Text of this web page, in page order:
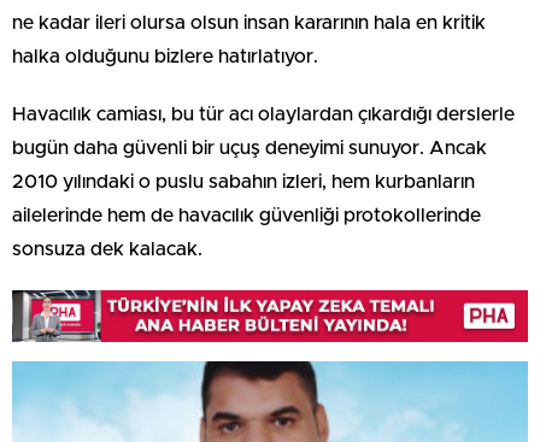
ne kadar ileri olursa olsun insan kararının hala en kritik
halka olduğunu bizlere hatırlatıyor.
Havacılık camiası, bu tür acı olaylardan çıkardığı derslerle
bugün daha güvenli bir uçuş deneyimi sunuyor. Ancak
2010 yılındaki o puslu sabahın izleri, hem kurbanların
ailelerinde hem de havacılık güvenliği protokollerinde
sonsuza dek kalacak.